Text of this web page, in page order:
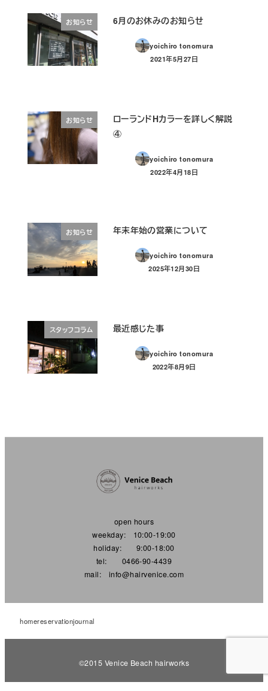
お知らせ 6月のお休みのお知らせ
yoichiro tonomura
投稿日
2021年5月27日
お知らせ
ローランドHカラーを詳しく解説
④
yoichiro tonomura
投稿日
2022年4月18日
お知らせ 年末年始の営業について
yoichiro tonomura
投稿日
2025年12月30日
スタッフコラム 最近感じた事
yoichiro tonomura
投稿日
2022年8月9日
open hours
weekday: 10:00-19:00
holiday: 9:00-18:00
tel: 0466-90-4439
mail: info@hairvenice.com
homereservationjournal
©︎2015 Venice Beach hairworks